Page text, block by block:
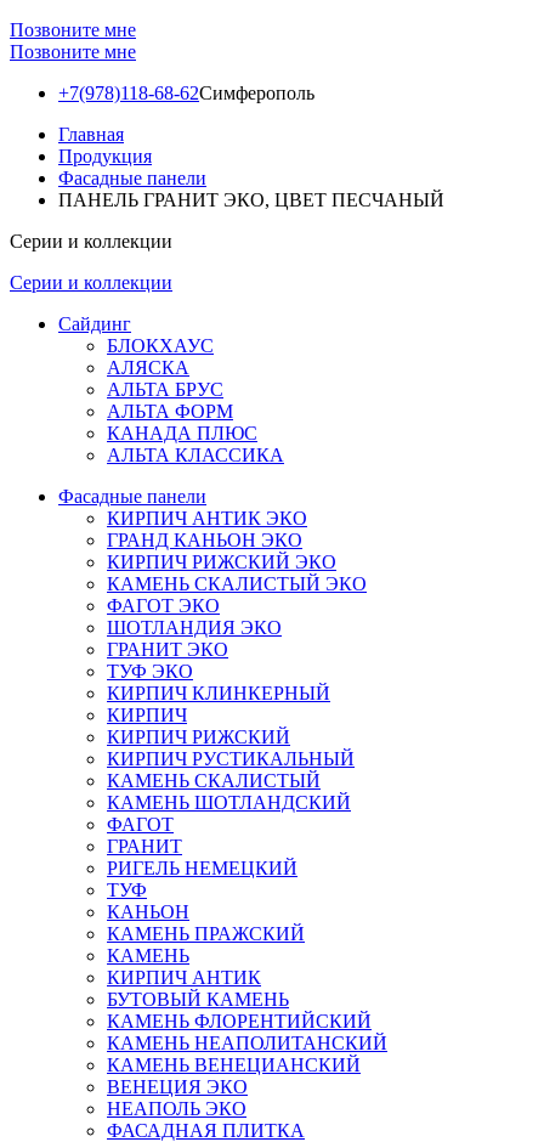
Позвоните мне
Позвоните мне
+7(978)118-68-62Симферополь
Главная
Продукция
Фасадные панели
ПАНЕЛЬ ГРАНИТ ЭКО, ЦВЕТ ПЕСЧАНЫЙ
Серии и коллекции
Серии и коллекции
Сайдинг
БЛОКХАУС
АЛЯСКА
АЛЬТА БРУС
АЛЬТА ФОРМ
КАНАДА ПЛЮС
АЛЬТА КЛАССИКА
Фасадные панели
КИРПИЧ АНТИК ЭКО
ГРАНД КАНЬОН ЭКО
КИРПИЧ РИЖСКИЙ ЭКО
КАМЕНЬ СКАЛИСТЫЙ ЭКО
ФАГОТ ЭКО
ШОТЛАНДИЯ ЭКО
ГРАНИТ ЭКО
ТУФ ЭКО
КИРПИЧ КЛИНКЕРНЫЙ
КИРПИЧ
КИРПИЧ РИЖСКИЙ
КИРПИЧ РУСТИКАЛЬНЫЙ
КАМЕНЬ СКАЛИСТЫЙ
КАМЕНЬ ШОТЛАНДСКИЙ
ФАГОТ
ГРАНИТ
РИГЕЛЬ НЕМЕЦКИЙ
ТУФ
КАНЬОН
КАМЕНЬ ПРАЖСКИЙ
КАМЕНЬ
КИРПИЧ АНТИК
БУТОВЫЙ КАМЕНЬ
КАМЕНЬ ФЛОРЕНТИЙСКИЙ
КАМЕНЬ НЕАПОЛИТАНСКИЙ
КАМЕНЬ ВЕНЕЦИАНСКИЙ
ВЕНЕЦИЯ ЭКО
НЕАПОЛЬ ЭКО
ФАСАДНАЯ ПЛИТКА